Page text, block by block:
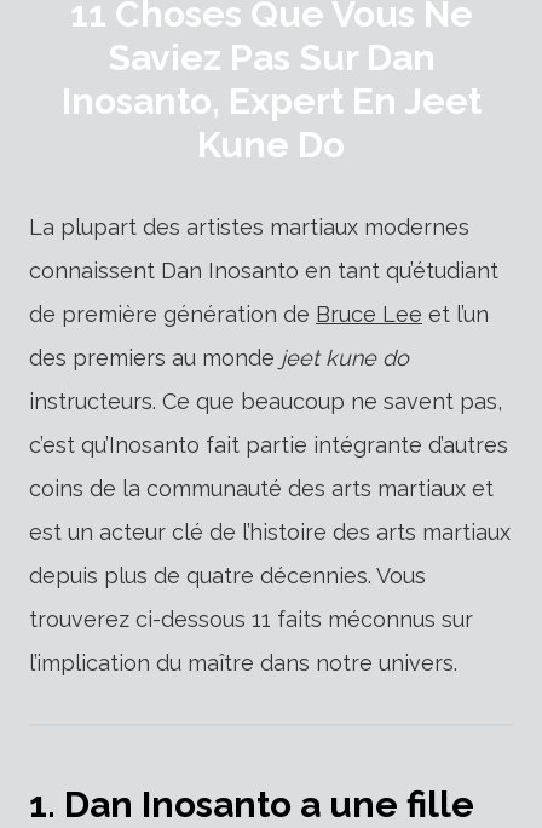
11 Choses Que Vous Ne
Saviez Pas Sur Dan
Inosanto, Expert En Jeet
Kune Do
La plupart des artistes martiaux modernes
connaissent Dan Inosanto en tant qu’étudiant
de première génération de Bruce Lee et l’un
des premiers au monde jeet kune do
instructeurs. Ce que beaucoup ne savent pas,
c’est qu’Inosanto fait partie intégrante d’autres
coins de la communauté des arts martiaux et
est un acteur clé de l’histoire des arts martiaux
depuis plus de quatre décennies. Vous
trouverez ci-dessous 11 faits méconnus sur
l’implication du maître dans notre univers.
1. Dan Inosanto a une fille